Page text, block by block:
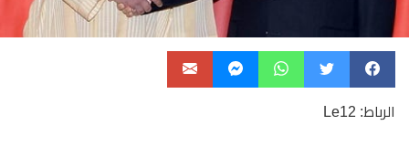
الرباط: Le12